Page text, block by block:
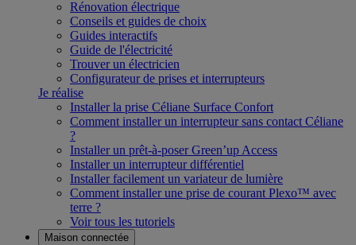
Rénovation électrique
Conseils et guides de choix
Guides interactifs
Guide de l'électricité
Trouver un électricien
Configurateur de prises et interrupteurs
Je réalise
Installer la prise Céliane Surface Confort
Comment installer un interrupteur sans contact Céliane
?
Installer un prêt-à-poser Green’up Access
Installer un interrupteur différentiel
Installer facilement un variateur de lumière
Comment installer une prise de courant Plexo™ avec
terre ?
Voir tous les tutoriels
Maison connectée